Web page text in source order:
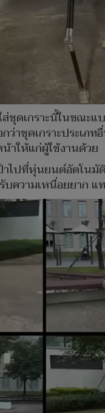
ส่ชุดเกราะนี้ในขณ
าชุดเกราะประเภ
าให้แก่ผู้ใช้งานด้วย
าไปที่หุ่นยนต์อัตโ
ความเหนื่อยยาก